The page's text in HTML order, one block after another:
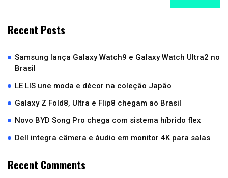
Recent Posts
Samsung lança Galaxy Watch9 e Galaxy Watch Ultra2 no
Brasil
LE LIS une moda e décor na coleção Japão
Galaxy Z Fold8, Ultra e Flip8 chegam ao Brasil
Novo BYD Song Pro chega com sistema híbrido flex
Dell integra câmera e áudio em monitor 4K para salas
Recent Comments